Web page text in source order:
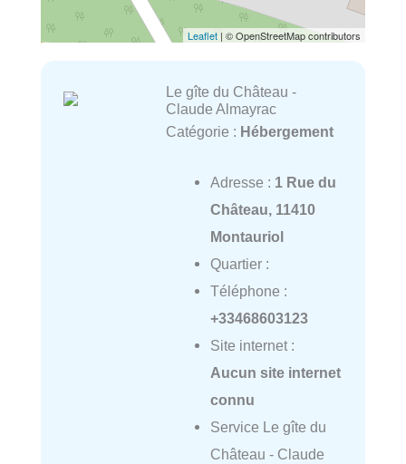
Leaflet | © OpenStreetMap contributors
Le gîte du Château -
Claude Almayrac
Catégorie : Hébergement
Adresse : 1 Rue du
Château, 11410
Montauriol
Quartier :
Téléphone :
+33468603123
Site internet :
Aucun site internet
connu
Service Le gîte du
Château - Claude